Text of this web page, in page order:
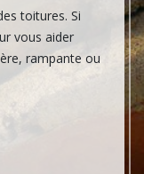
toitures. Si
vous aider
rampante ou
de
le